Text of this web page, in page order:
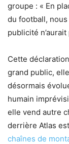
groupe : « En
du football, nous
publicité
Cette
grand public,
désormais
humain
elle vend autre
derrière Atlas
chaînes de